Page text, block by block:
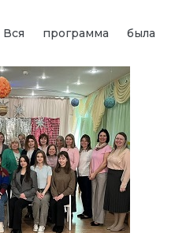
Вся программа была